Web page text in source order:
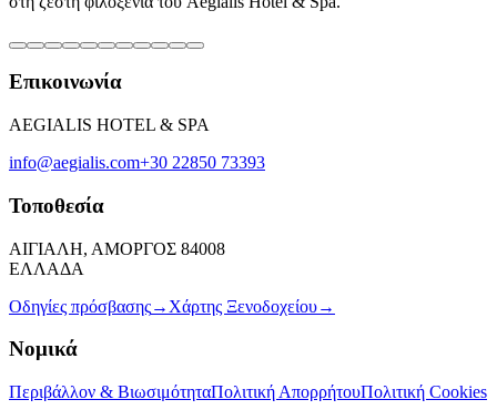
Επικοινωνία
AEGIALIS HOTEL & SPA
info@aegialis.com+30 22850 73393
Τοποθεσία
ΑΙΓΙΑΛΗ, ΑΜΟΡΓΟΣ 84008
ΕΛΛΑΔΑ
Οδηγίες πρόσβασης→ Χάρτης Ξενοδοχείου→
Νομικά
Περιβάλλον & ΒιωσιμότηταΠολιτική ΑπορρήτουΠολιτική Cookies